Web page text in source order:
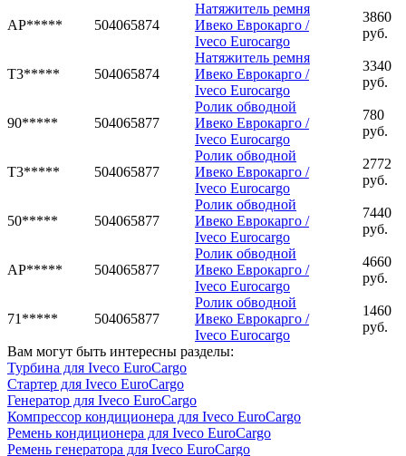
AP***** 504065874
Натяжитель ремня
Ивеко Еврокарго /
Iveco Eurocargo
3860
руб.
T3***** 504065874
Натяжитель ремня
Ивеко Еврокарго /
Iveco Eurocargo
3340
руб.
90***** 504065877
Ролик обводной
Ивеко Еврокарго /
Iveco Eurocargo
780
руб.
T3***** 504065877
Ролик обводной
Ивеко Еврокарго /
Iveco Eurocargo
2772
руб.
50***** 504065877
Ролик обводной
Ивеко Еврокарго /
Iveco Eurocargo
7440
руб.
AP***** 504065877
Ролик обводной
Ивеко Еврокарго /
Iveco Eurocargo
4660
руб.
71***** 504065877
Ролик обводной
Ивеко Еврокарго /
Iveco Eurocargo
1460
руб.
Вам могут быть интересны разделы:
Турбина для Iveco EuroCargo
Стартер для Iveco EuroCargo
Генератор для Iveco EuroCargo
Компрессор кондиционера для Iveco EuroCargo
Ремень кондиционера для Iveco EuroCargo
Ремень генератора для Iveco EuroCargo